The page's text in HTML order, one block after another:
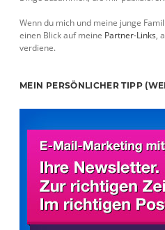
Wenn du mich und meine junge
einen Blick auf meine Partner-Links,
verdiene.
MEIN PERSÖNLICHER TIPP